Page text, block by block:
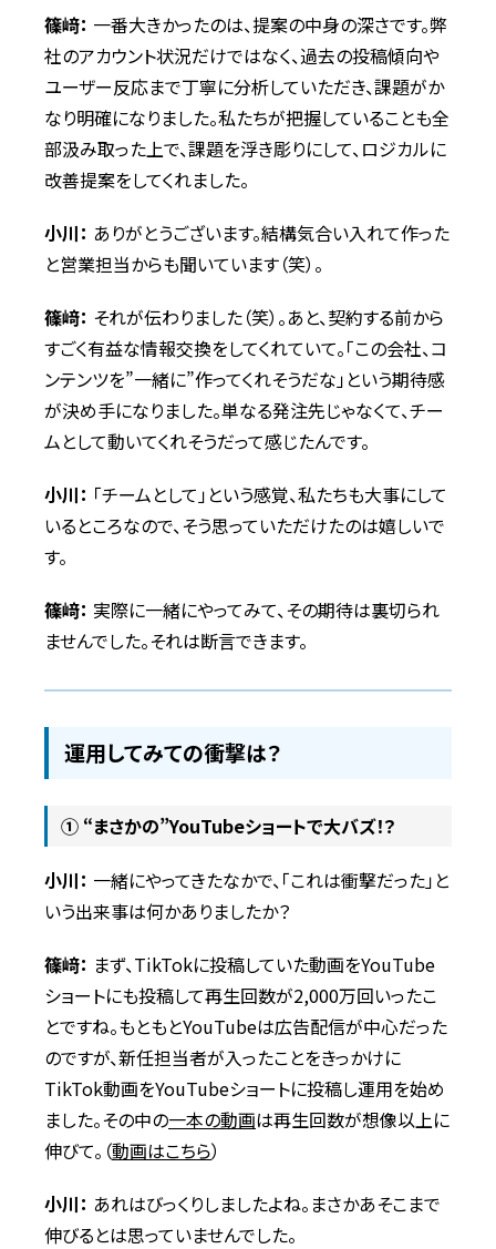
篠﨑： 一番大きかったのは、提案の中身の深さです。弊
社のアカウント状況だけではなく、過去の投稿傾向や
ユーザー反応まで丁寧に分析していただき、課題がか
なり明確になりました。私たちが把握していることも全
部汲み取った上で、課題を浮き彫りにして、ロジカルに
改善提案をしてくれました。
小川： ありがとうございます。結構気合い入れて作った
と営業担当からも聞いています（笑）。
篠﨑： それが伝わりました（笑）。あと、契約する前から
すごく有益な情報交換をしてくれていて。「この会社、コ
ンテンツを”一緒に”作ってくれそうだな」という期待感
が決め手になりました。単なる発注先じゃなくて、チー
ムとして動いてくれそうだって感じたんです。
小川： 「チームとして」という感覚、私たちも大事にして
いるところなので、そう思っていただけたのは嬉しいで
す。
篠﨑： 実際に一緒にやってみて、その期待は裏切られ
ませんでした。それは断言できます。
運用してみての衝撃は？
① “まさかの”YouTubeショートで大バズ！？
小川： 一緒にやってきたなかで、「これは衝撃だった」と
いう出来事は何かありましたか？
篠﨑： まず、TikTokに投稿していた動画をYouTube
ショートにも投稿して再生回数が2,000万回いったこ
とですね。もともとYouTubeは広告配信が中心だった
のですが、新任担当者が入ったことをきっかけに
TikTok動画をYouTubeショートに投稿し運用を始め
ました。その中の一本の動画は再生回数が想像以上に
伸びて。（動画はこちら）
小川： あれはびっくりしましたよね。まさかあそこまで
伸びるとは思っていませんでした。